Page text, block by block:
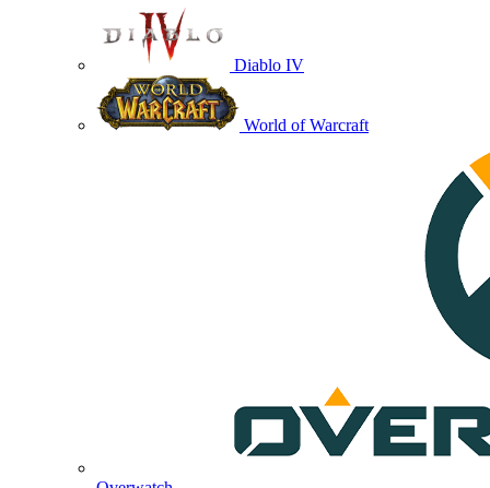
Diablo IV
World of Warcraft